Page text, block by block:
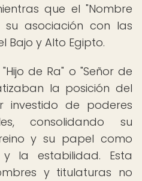
que el "Nombre
asociación con las
Bajo y Alto Egipto.
de Ra" o "Señor de
la posición del
investido de poderes
consolidando su
y su papel como
la estabilidad. Esta
y titulaturas no